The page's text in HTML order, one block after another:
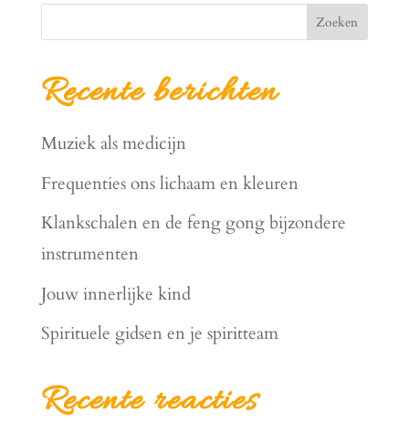
Zoeken
Recente berichten
Muziek als medicijn
Frequenties ons lichaam en kleuren
Klankschalen en de feng gong bijzondere
instrumenten
Jouw innerlijke kind
Spirituele gidsen en je spiritteam
Recente reacties